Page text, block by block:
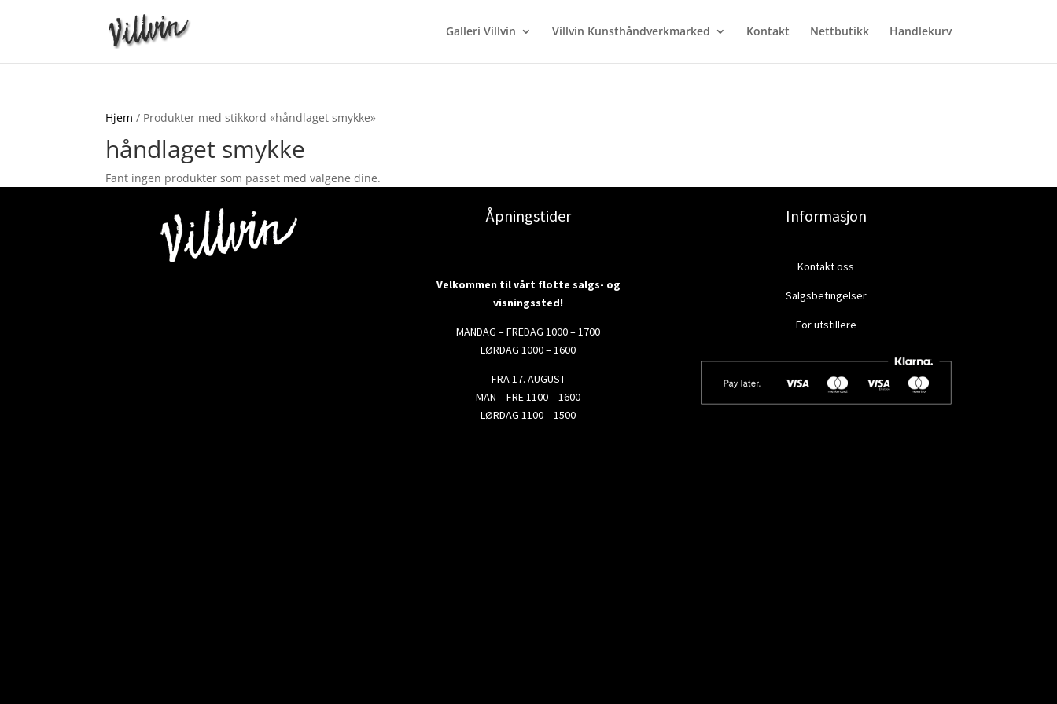
Galleri Villvin Villvin Kunsthåndverkmarked Kontakt Nettbutikk Handlekurv
Hjem / Produkter med stikkord «håndlaget smykke»
håndlaget smykke
Fant ingen produkter som passet med valgene dine.
Åpningstider
Velkommen til vårt flotte salgs- og
visningssted!
MANDAG – FREDAG 1000 – 1700
LØRDAG 1000 – 1600
FRA 17. AUGUST
MAN – FRE 1100 – 1600
LØRDAG 1100 – 1500
Informasjon
Kontakt oss
Salgsbetingelser
For utstillere